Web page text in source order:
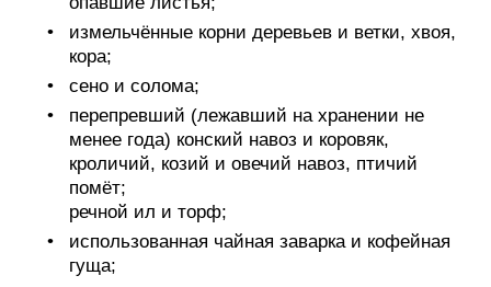
измельчённые корни деревьев и ветки, хвоя,
кора;
сено и солома;
перепревший (лежавший на хранении не
менее года) конский навоз и коровяк,
кроличий, козий и овечий навоз, птичий
помёт;
речной ил и торф;
использованная чайная заварка и кофейная
гуща;